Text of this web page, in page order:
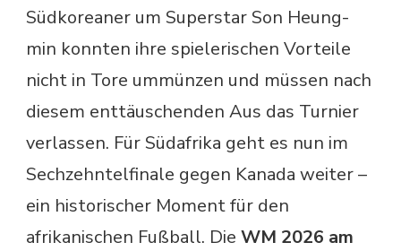
Südkoreaner um Superstar Son Heung-
min konnten ihre spielerischen Vorteile
nicht in Tore ummünzen und müssen nach
diesem enttäuschenden Aus das Turnier
verlassen. Für Südafrika geht es nun im
Sechzehntelfinale gegen Kanada weiter –
ein historischer Moment für den
afrikanischen Fußball. Die WM 2026 am